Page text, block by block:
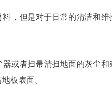
，但是对于日常的清洁和
者扫帚清扫地面的灰尘和
板表面。